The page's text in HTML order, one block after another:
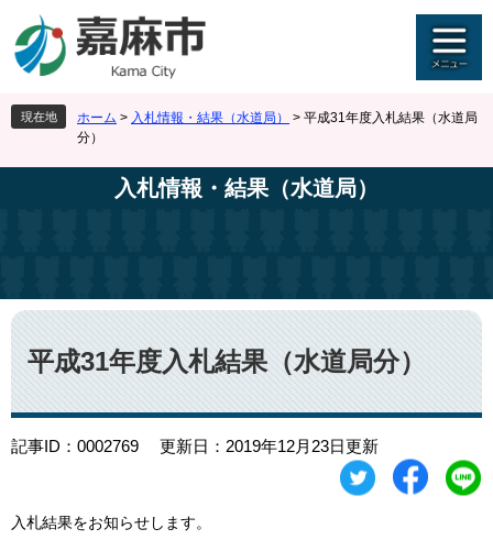
ジ
先
頭
す
ュ
を
飛
し
現在地 ホーム > 入札情報・結果（水道局） > 平成31年度入札結果（水道局
分）
入札情報・結果（水道局）
本
文
平成31年度入札結果（水道局分）
記事ID：0002769 更新日：2019年12月23日更新
入札結果をお知らせします。